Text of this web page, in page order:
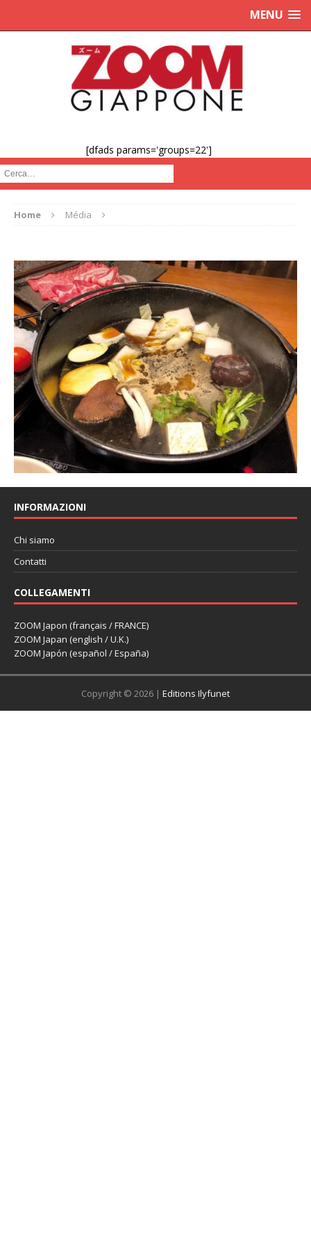
MENU
[dfads params='groups=22']
Cerca :
Home Média
INFORMAZIONI
Chi siamo
Contatti
COLLEGAMENTI
ZOOM Japon (français / FRANCE)
ZOOM Japan (english / U.K.)
ZOOM Japón (español / España)
Copyright © 2026 | Editions Ilyfunet